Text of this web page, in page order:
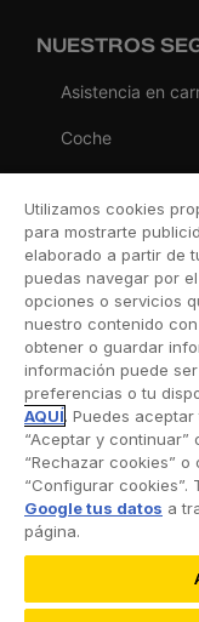
NUESTROS
Asistencia en
Coche
Viaje
Hogar
Vida
Decesos
Dental
Deportivo
Esquí
Utilizamos cookies
para mostrarte
elaborado a partir de
puedas navegar por
opciones o servicios
nuestro contenido
obtener o guardar
información puede
preferencias o tu
AQUÍ. Puedes
“Aceptar y
“Rechazar cookies”
“Configurar cookies”.
Google tus datos a
página.